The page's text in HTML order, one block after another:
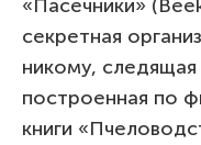
«Пасечники»
секретная
никому,
построенная по
книги